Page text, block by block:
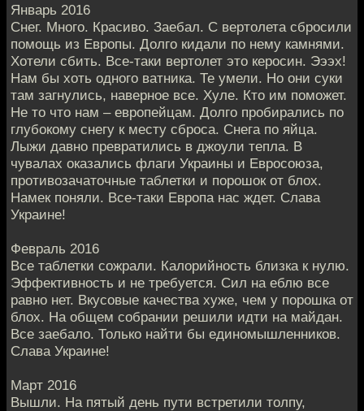
Январь 2016
Снег. Много. Красиво. Заебал. С вертолета сбросили
помощь из Европы. Долго кидали по нему камнями.
Хотели сбить. Все-таки вертолет это керосин. Эээх!
Нам бы хоть одного ватника. Те умели. Но они суки
там загнулись, наверное все. Хуле. Кто им поможет.
Не то что нам – европейцам. Долго пробирались по
глубокому снегу к месту сброса. Снега по яйца.
Лыжи давно превратились в джоули тепла. В
чувалах оказались флаги Украины и Евросоюза,
противозачаточные таблетки и порошок от блох.
Намек поняли. Все-таки Европа нас ждет. Слава
Украине!
Февраль 2016
Все таблетки сожрали. Калорийность близка к нулю.
Эффективность и не требуется. Сил на еблю все
равно нет. Вкусовые качества хуже, чем у порошка от
блох. На общем собрании решили идти на майдан.
Все заебало. Только найти бы единомышленников.
Слава Украине!
Март 2016
Вышли. На пятый день пути встретили толпу,